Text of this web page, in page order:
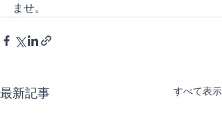
ませ。
最新記事 すべて表示